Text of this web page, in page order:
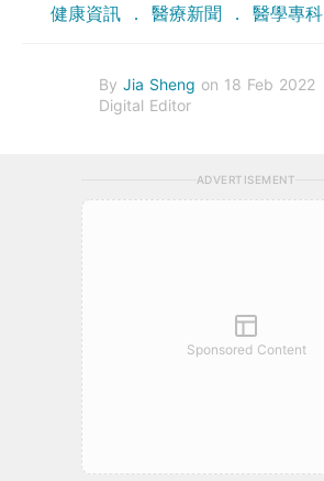
健康資訊 醫療新聞 醫學專科
By Jia Sheng on 18 Feb 2022
Digital Editor
ADVERTISEMENT
Sponsored Content